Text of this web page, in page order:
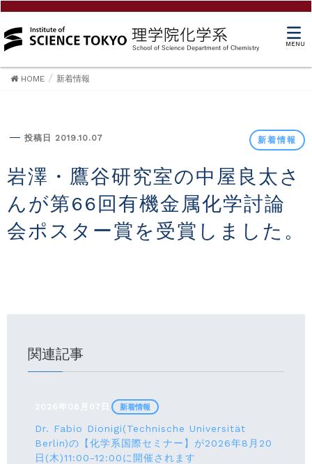
MENU
HOME 新着情報
投稿日 2019.10.07 新着情報
岩澤・鷹谷研究室の中屋良太さ
んが第66回有機金属化学討論
会ポスター賞を受賞しました。
関連記事
2026年08月07日
Dr. Fabio Dionigi(Technische Universität
Berlin)の【化学系国際セミナー】が2026年8⽉20
⽇(⽊)11:00-12:00に開催されます
新着情報